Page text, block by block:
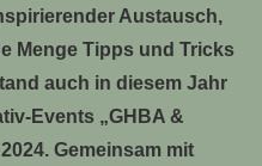
Austausch,
Menge Tipps und Tricks
auch in diesem Jahr
Events „GHBA &
Gemeinsam mit